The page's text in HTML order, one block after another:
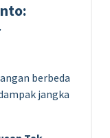
berbeda
jangka